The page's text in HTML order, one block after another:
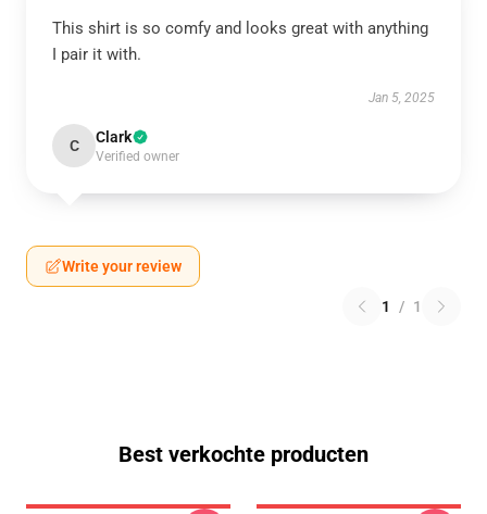
This shirt is so comfy and looks great with anything
I pair it with.
Jan 5, 2025
C Clark
Verified owner
Write your review
1 / 1
Best verkochte producten